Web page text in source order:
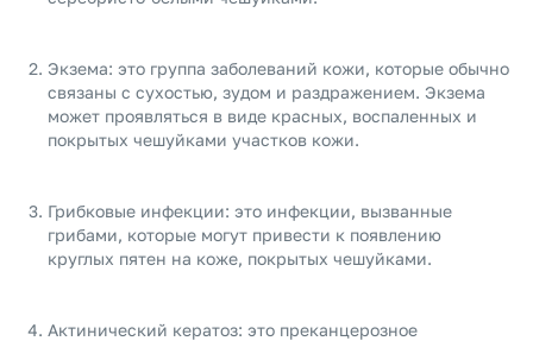
Экзема: это группа заболеваний кожи, которые обычно
связаны с сухостью, зудом и раздражением. Экзема
может проявляться в виде красных, воспаленных и
покрытых чешуйками участков кожи.
Грибковые инфекции: это инфекции, вызванные
грибами, которые могут привести к появлению
круглых пятен на коже, покрытых чешуйками.
Актинический кератоз: это преканцерозное